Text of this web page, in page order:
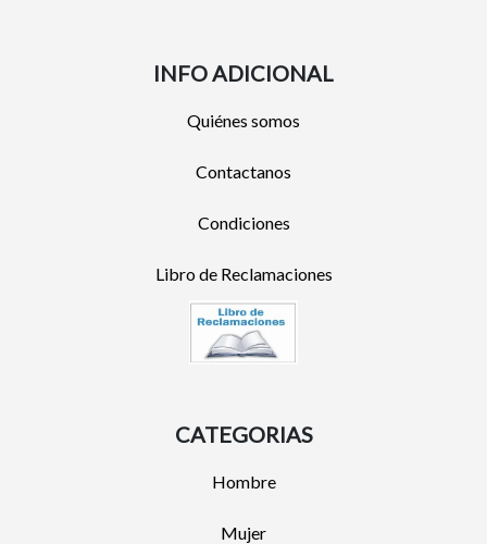
INFO ADICIONAL
Quiénes somos
Contactanos
Condiciones
Libro de Reclamaciones
CATEGORIAS
Hombre
Mujer